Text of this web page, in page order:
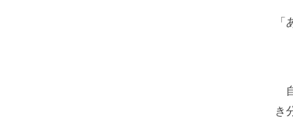
「
き